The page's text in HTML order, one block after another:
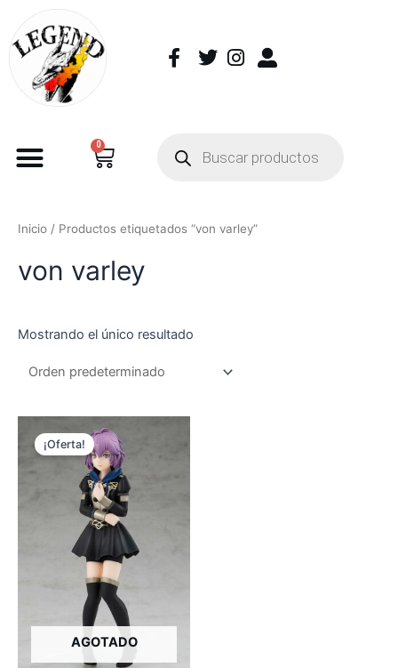
0
Inicio / Productos etiquetados “von varley”
von varley
Mostrando el único resultado
AGOTADO
¡Oferta!